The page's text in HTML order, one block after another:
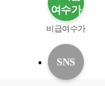
비급여수가
SNS